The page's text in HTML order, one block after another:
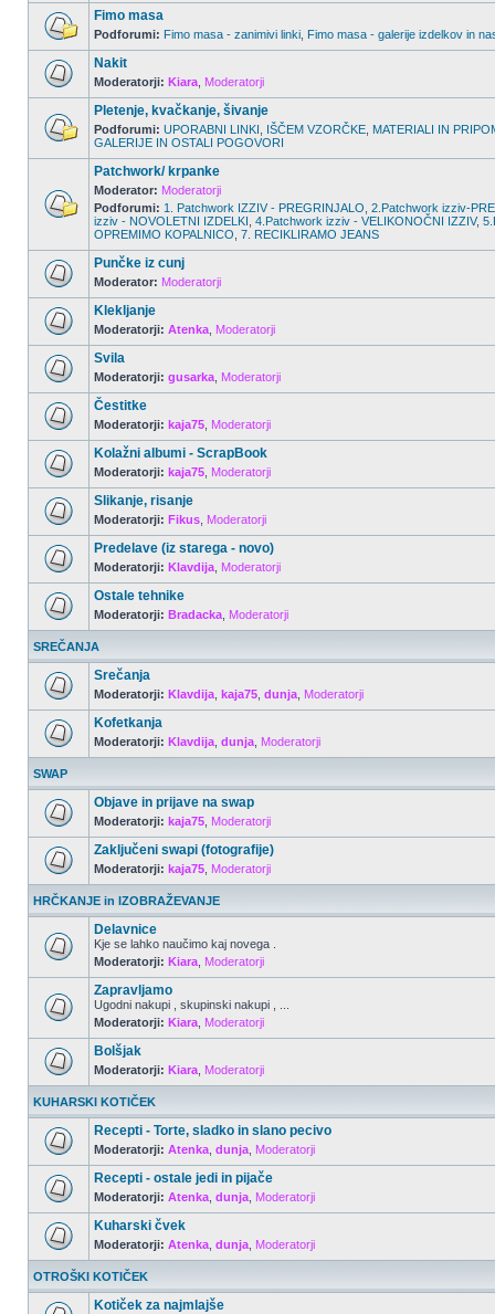
Fimo masa
Podforumi: Fimo masa - zanimivi linki Fimo masa - galerije izdelkov in
Nakit
Moderatorji: Kiara Moderatorji
Pletenje, kvačkanje, šivanje
Podforumi: UPORABNI LINKI IŠČEM VZORČKE MATERIALI IN
GALERIJE IN OSTALI POGOVORI
Patchwork/ krpanke
Moderator: Moderatorji
Podforumi: 1. Patchwork IZZIV - PREGRINJALO 2.Patchwork izziv-
izziv - NOVOLETNI IZDELKI 4.Patchwork izziv - VELIKONOČNI IZZIV,
OPREMIMO KOPALNICO 7. RECIKLIRAMO JEANS
Punčke iz cunj
Moderator: Moderatorji
Klekljanje
Moderatorji: Atenka Moderatorji
Svila
Moderatorji: gusarka Moderatorji
Čestitke
Moderatorji: kaja75 Moderatorji
Kolažni albumi - ScrapBook
Moderatorji: kaja75 Moderatorji
Slikanje, risanje
Moderatorji: Fikus Moderatorji
Predelave (iz starega - novo)
Moderatorji: Klavdija Moderatorji
Ostale tehnike
Moderatorji: Bradacka Moderatorji
SREČANJA
Srečanja
Moderatorji: Klavdija kaja75 dunja Moderatorji
Kofetkanja
Moderatorji: Klavdija dunja Moderatorji
SWAP
Objave in prijave na swap
Moderatorji: kaja75 Moderatorji
Zaključeni swapi (fotografije)
Moderatorji: kaja75 Moderatorji
HRČKANJE in IZOBRAŽEVANJE
Delavnice
Kje se lahko naučimo kaj novega .
Moderatorji: Kiara Moderatorji
Zapravljamo
Ugodni nakupi , skupinski nakupi , ...
Moderatorji: Kiara Moderatorji
Bolšjak
Moderatorji: Kiara Moderatorji
KUHARSKI KOTIČEK
Recepti - Torte, sladko in slano pecivo
Moderatorji: Atenka dunja Moderatorji
Recepti - ostale jedi in pijače
Moderatorji: Atenka dunja Moderatorji
Kuharski čvek
Moderatorji: Atenka dunja Moderatorji
OTROŠKI KOTIČEK
Kotiček za najmlajše